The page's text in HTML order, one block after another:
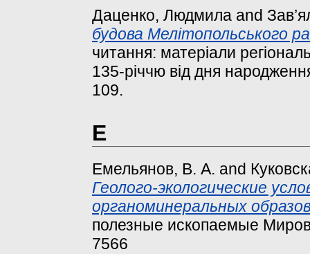
Даценко, Людмила and
будова Мелітопольського
читання: матеріали
135-річчю від дня
109.
Е
Емельянов, В. А. and
Геолого-экологические
органоминеральных
полезные ископаемые
7566